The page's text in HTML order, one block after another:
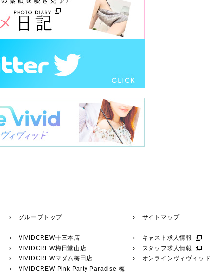
› グループトップ
› VIVIDCREW十三本店
› VIVIDCREW梅田堂山店
› VIVIDCREWマダム梅田店
› VIVIDCREW Pink Party Paradise 梅
› サイトマップ
› キャスト求人情報
› スタッフ求人情報
› オンラインヴィヴィッド